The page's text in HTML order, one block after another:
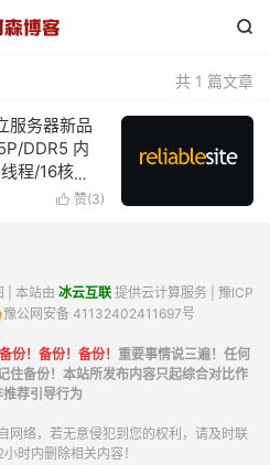

共 1 篇文章
服务器新品
DDR5 内
程/16核
限流量低至
 赞(3)
| 本站由 冰云互联提供云计算服务 | 豫ICP
豫公网安备 41132402411697号
份！备份！备份！ 重要事情说三遍！任何
住备份！本站所发布内容只起综合对比作
推荐引导行为
网络，若无意侵犯到您的权利，请及时联
时内删除相关内容！